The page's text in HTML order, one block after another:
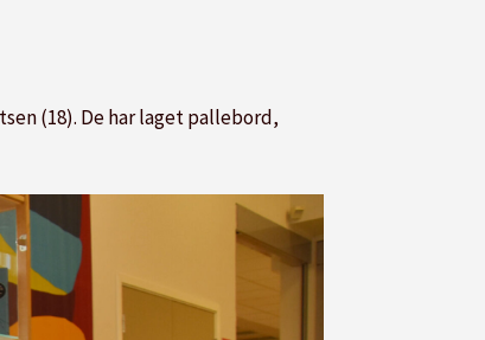
(18). De har laget pallebord,